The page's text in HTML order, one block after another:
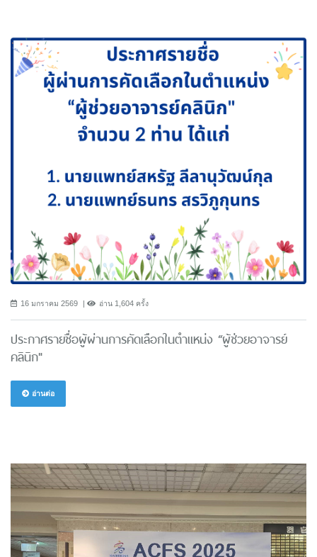
16 มกราคม 2569 อ่าน 1,604 ครั้ง
ประกาศรายชื่อผู้ผ่านการคัดเลือกในตำแหน่ง “ผู้ช่วยอาจารย์
คลินิก"
อ่านต่อ